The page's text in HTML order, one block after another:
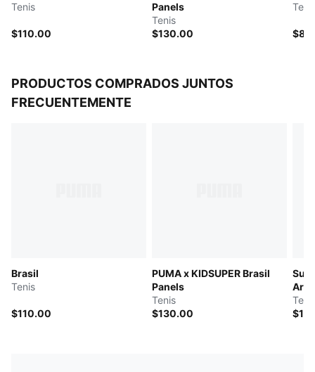
Tenis
$110.00
Panels
Tenis
$130.00
PRODUCTOS COMPRADOS JUNTOS
FRECUENTEMENTE
Brasil
Tenis
$110.00
PUMA x KIDSUPER Brasil
Panels
Tenis
$130.00